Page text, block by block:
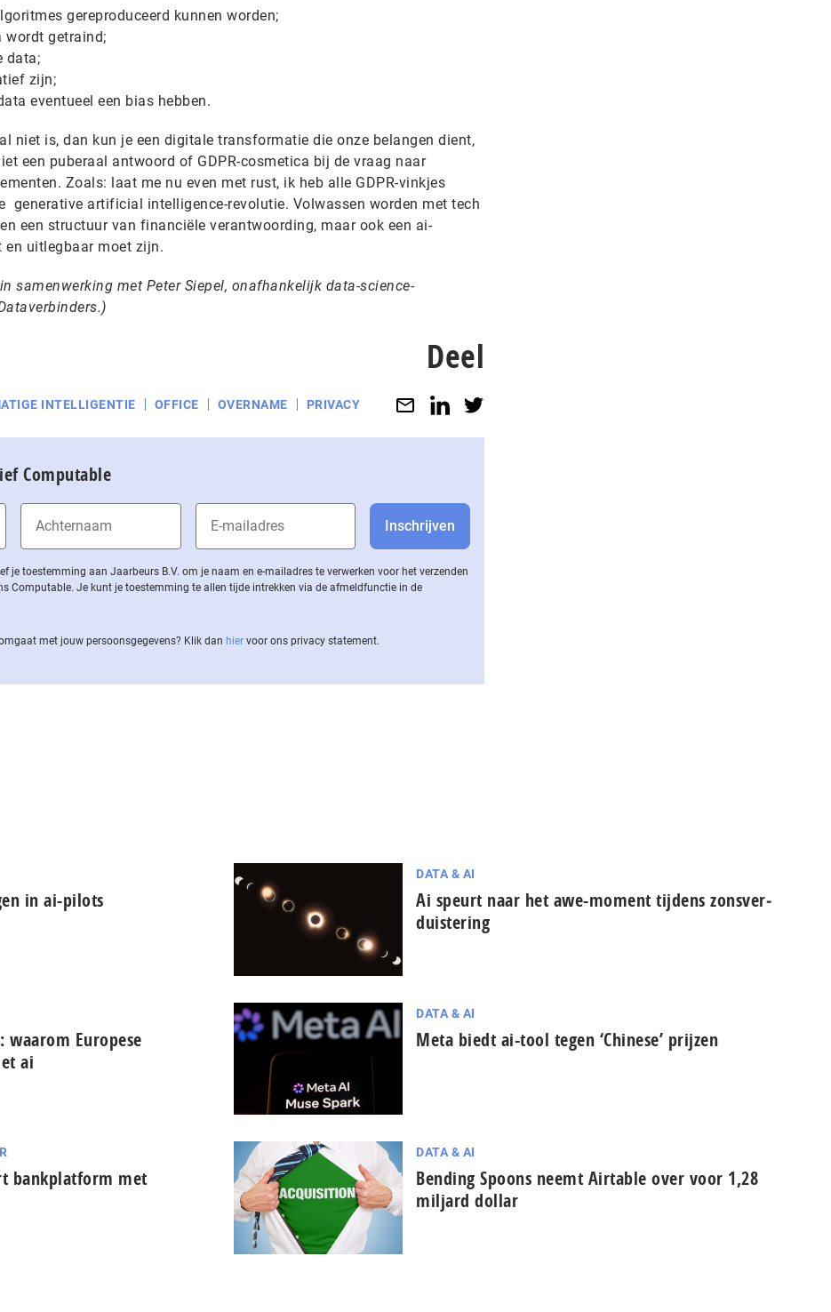
gereproduceerd kunnen worden;
wordt getraind;
data;
zijn;
eventueel een bias hebben.
niet is, dan kun je een digitale transformatie die onze belangen dient,
een puberaal antwoord of GDPR-cosmetica bij de vraag naar
Zoals: laat me nu even met rust, ik heb alle GDPR-vinkjes
generative artificial intelligence-revolutie. Volwassen worden met tech
een structuur van financiële verantwoording, maar ook een ai-
en uitlegbaar moet zijn.
samenwerking met Peter Siepel, onafhankelijk data-science-
.)
INTELLIGENTIE OFFICE OVERNAME PRIVACY
Deel
Computable
je toestemming aan Jaarbeurs B.V. om je naam en e-mailadres te verwerken voor het verzenden
Computable. Je kunt je toestemming te allen tijde intrekken via de af­meld­func­tie in de
met jouw per­soons­ge­ge­vens? Klik dan hier voor ons privacy statement.
in ai-pilots
DATA & AI
Ai speurt naar het awe-moment tijdens zons­ver­
duis­te­ring
waarom Europese
ai
DATA & AI
Meta biedt ai-tool tegen ‘Chinese’ prijzen
bankplatform met
DATA & AI
Bending Spoons neemt Airtable over voor 1,28
miljard dollar